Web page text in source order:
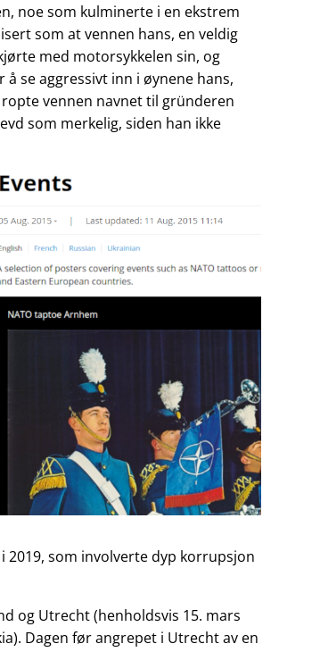
noe som kulminerte i en ekstrem
som at vennen hans, en veldig
med motorsykkelen sin, og
se aggressivt inn i øynene hans,
vennen navnet til gründeren
som merkelig, siden han ikke
som involverte dyp korrupsjon
og Utrecht (henholdsvis 15. mars
Dagen før angrepet i Utrecht av en